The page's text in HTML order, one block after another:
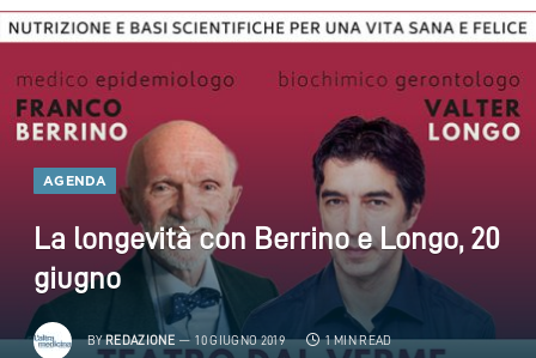
AGENDA
La longevità con Berrino e Longo, 20
giugno
BY REDAZIONE 10 GIUGNO 2019 1 MIN READ